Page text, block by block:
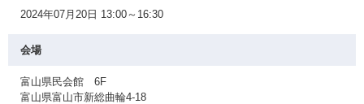
2024年07月20日 13:00～16:30
会場
富山県民会館 6F
富山県富山市新総曲輪4-18